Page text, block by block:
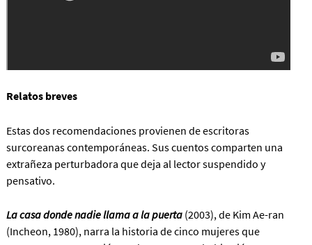
Relatos breves
Estas dos recomendaciones provienen de escritoras
surcoreanas contemporáneas. Sus cuentos comparten una
extrañeza perturbadora que deja al lector suspendido y
pensativo.
La casa donde nadie llama a la puerta(2003), de Kim Ae-ran
(Incheon, 1980), narra la historia de cinco mujeres que